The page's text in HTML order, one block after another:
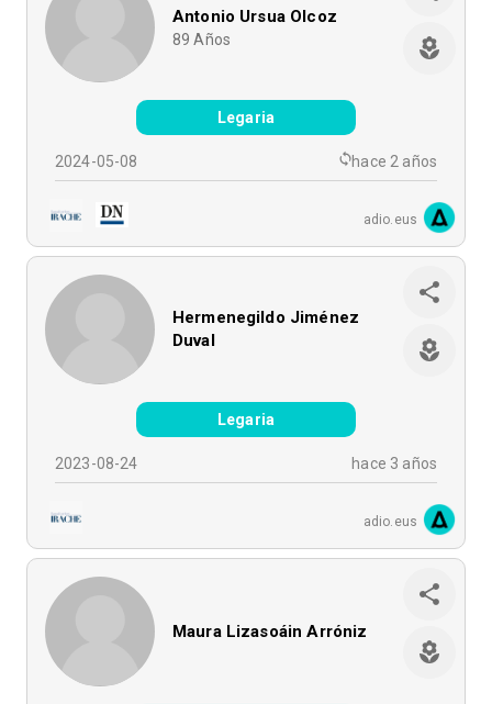
Antonio Ursua Olcoz
89 Años
Legaria
2024-05-08 hace 2 años
adio.eus
Hermenegildo Jiménez
Duval
Legaria
2023-08-24 hace 3 años
adio.eus
Maura Lizasoáin Arróniz